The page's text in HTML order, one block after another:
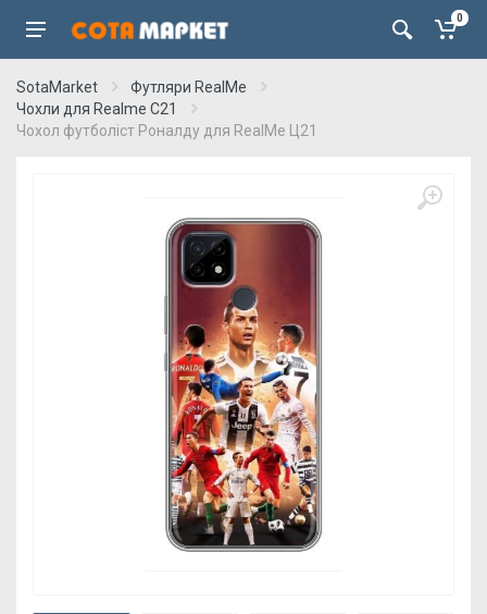
0
SotaMarket
Футляри RealMe
Чохли для Realme C21
Чохол футболіст Роналду для RealMe Ц21